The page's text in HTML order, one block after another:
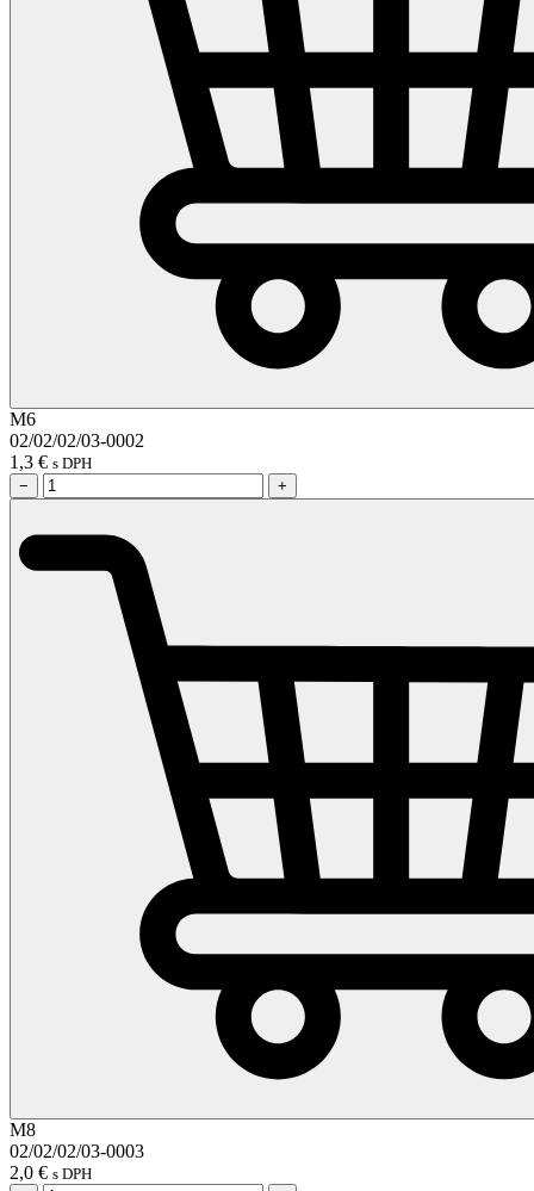
M6
02/02/02/03-0002
1,3 € s DPH
−
+
M8
02/02/02/03-0003
2,0 € s DPH